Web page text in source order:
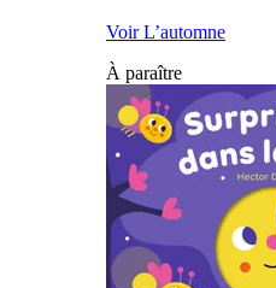
Voir L’automne
À paraître